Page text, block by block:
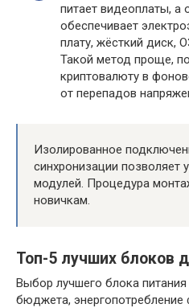
питает видеоплаты, а
обеспечивает
плату, жёсткий диск,
Такой метод проще,
криптовалюту в
от перепадов
Изолированное
синхронизации позволяет
модулей. Процедура
новичкам.
Топ-5 лучших блоков
Выбор лучшего блока
бюджета,